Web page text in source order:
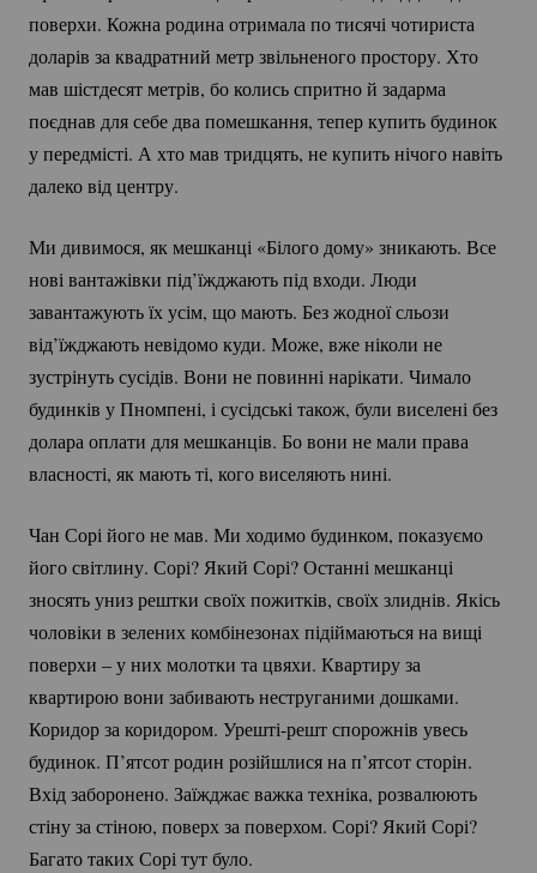
поверхи. Кожна родина отримала по тисячі чотириста
доларів за квадратний метр звільненого простору. Хто
мав шістдесят метрів, бо колись спритно й задарма
поєднав для себе два помешкання, тепер купить будинок
у передмісті. А хто мав тридцять, не купить нічого навіть
далеко від центру.
Ми дивимося, як мешканці «Білого дому» зникають. Все
нові вантажівки під’їжджають під входи. Люди
завантажують їх усім, що мають. Без жодної сльози
від’їжджають невідомо куди. Може, вже ніколи не
зустрінуть сусідів. Вони не повинні нарікати. Чимало
будинків у Пномпені, і сусідські також, були виселені без
долара оплати для мешканців. Бо вони не мали права
власності, як мають ті, кого виселяють нині.
Чан Сорі його не мав. Ми ходимо будинком, показуємо
його світлину. Сорі? Який Сорі? Останні мешканці
зносять униз рештки своїх пожитків, своїх злиднів. Якісь
чоловіки в зелених комбінезонах підіймаються на вищі
поверхи – у них молотки та цвяхи. Квартиру за
квартирою вони забивають неструганими дошками.
Коридор за коридором. Урешті-рештспорожнів увесь
будинок. П’ятсот родин розійшлися на п’ятсот сторін.
Вхід заборонено. Заїжджає важка техніка, розвалюють
стіну за стіною, поверх за поверхом. Сорі? Який Сорі?
Багато таких Сорі тут було.